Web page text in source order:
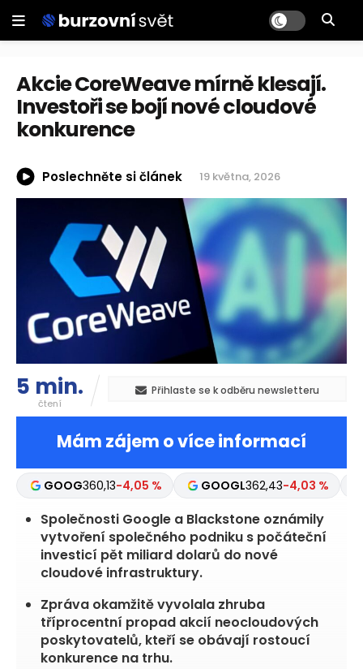
Akcie CoreWeave mírně klesají.
Investoři se bojí nové cloudové
konkurence
Poslechněte si článek 19 května, 2026
5 min.
čtení
Přihlaste se k odběru newsletteru
Mám zájem o více informací
GOOG360,13-4,05 % GOOGL362,43-4,03 %
Společnosti Google a Blackstone oznámily
vytvoření společného podniku s počáteční
investicí pět miliard dolarů do nové
cloudové infrastruktury.
Zpráva okamžitě vyvolala zhruba
tříprocentní propad akcií neocloudových
poskytovatelů, kteří se obávají rostoucí
konkurence na trhu.